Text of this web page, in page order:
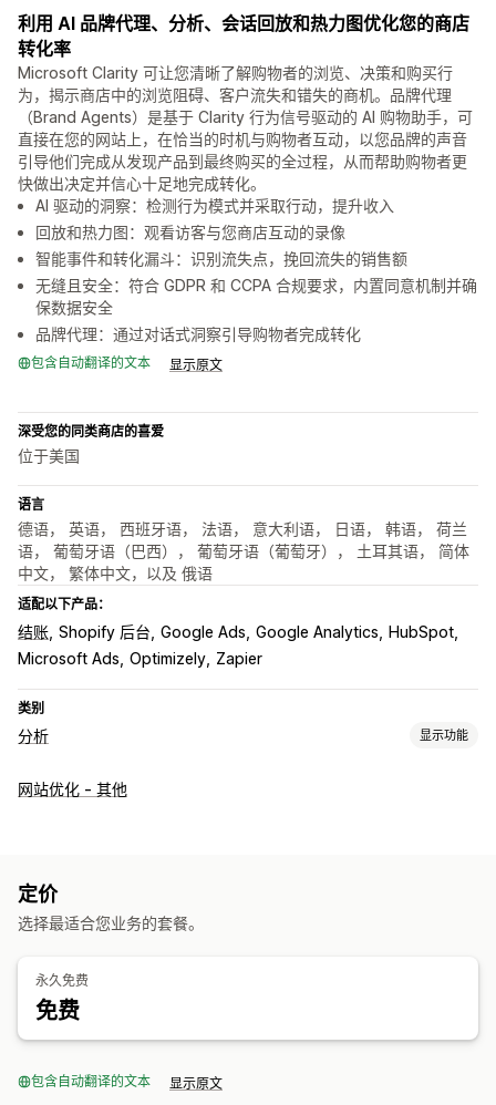
利用 AI 品牌代理、分析、会话回放和热力图优化您的商店
转化率
Microsoft Clarity 可让您清晰了解购物者的浏览、决策和购买行
为，揭示商店中的浏览阻碍、客户流失和错失的商机。品牌代理
（Brand Agents）是基于 Clarity 行为信号驱动的 AI 购物助手，可
直接在您的网站上，在恰当的时机与购物者互动，以您品牌的声音
引导他们完成从发现产品到最终购买的全过程，从而帮助购物者更
快做出决定并信心十足地完成转化。
AI 驱动的洞察：检测行为模式并采取行动，提升收入
回放和热力图：观看访客与您商店互动的录像
智能事件和转化漏斗：识别流失点，挽回流失的销售额
无缝且安全：符合 GDPR 和 CCPA 合规要求，内置同意机制并确
保数据安全
品牌代理：通过对话式洞察引导购物者完成转化
包含自动翻译的文本 显示原文
深受您的同类商店的喜爱
位于美国
语言
德语， 英语， 西班牙语， 法语， 意大利语， 日语， 韩语， 荷兰
语， 葡萄牙语（巴西）， 葡萄牙语（葡萄牙）， 土耳其语， 简体
中文， 繁体中文，以及 俄语
适配以下产品：
结账 Shopify 后台 Google Ads Google Analytics
HubSpot
Microsoft Ads Optimizely Zapier
类别
分析 显示功能
客户行为
营销和销售
AI 洞察 营销归因 结账分析
视觉和报告
热图 分析控制面板
历史分析 通知 GDPR 合规
网站优化 - 其他
定价
选择最适合您业务的套餐。
永久免费
免费
包含自动翻译的文本 显示原文